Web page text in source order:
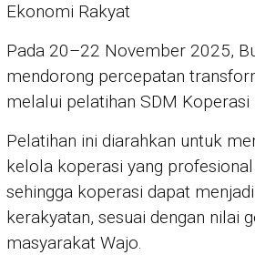
Ekonomi Rakyat
Pada 20–22 November 2025,
mendorong percepatan
melalui pelatihan SDM Koperasi
Pelatihan ini diarahkan untuk
kelola koperasi yang profesional
sehingga koperasi dapat
kerakyatan, sesuai dengan nilai
masyarakat Wajo.